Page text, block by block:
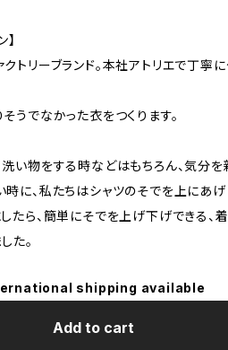
トリーブランド。本社アトリエで丁寧
うでなかった衣をつくります。
い物をする時などはもちろん、気分を
に、私たちはシャツのそでを上にあげ
たら、簡単にそでを上げ下げできる、
た。
shipping available
Add to cart